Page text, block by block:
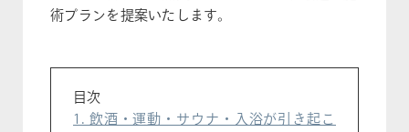
術プランを提案いたします。
目次
1. 飲酒・運動・サウナ・入浴が引き起こ